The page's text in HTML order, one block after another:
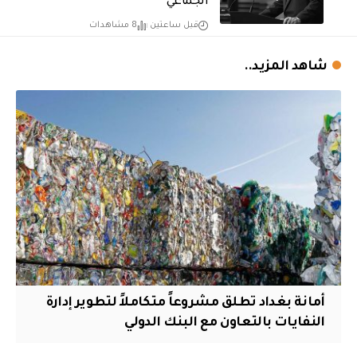
قبل ساعتين 8 مشاهدات
شاهد المزيد..
أمانة بغداد تطلق مشروعاً متكاملاً لتطوير إدارة
النفايات بالتعاون مع البنك الدولي